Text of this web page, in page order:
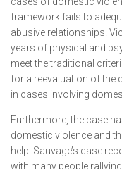
framework fails to
abusive relationships.
years of physical and
meet the traditional
for a reevaluation of the
in cases involving
Furthermore, the case
domestic violence and
help. Sauvage’s case
with many people